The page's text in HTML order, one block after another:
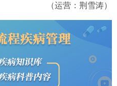
（运营：荆雪涛）